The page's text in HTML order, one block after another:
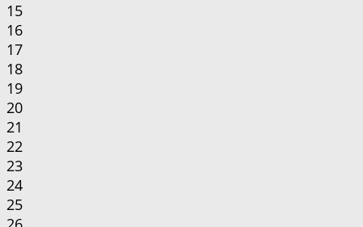
15
16
17
18
19
20
21
22
23
24
25